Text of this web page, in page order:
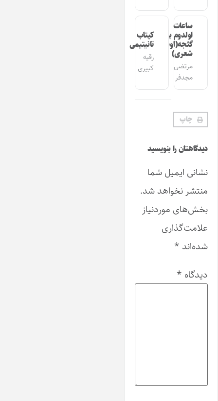
ساعات
اولدوم بیر
گئجه(اوشاق
شعری)
مرتضی
مجدفر
کیتاب
تانیتیمی
رقیه
کبیری
چاپ
دیدگاهتان را بنویسید
نشانی ایمیل شما
منتشر نخواهد شد.
بخش‌های موردنیاز
علامت‌گذاری
شده‌اند *
دیدگاه *